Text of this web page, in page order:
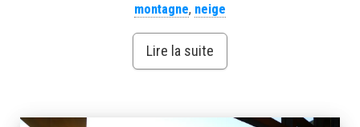
montagne, neige
Lire la suite